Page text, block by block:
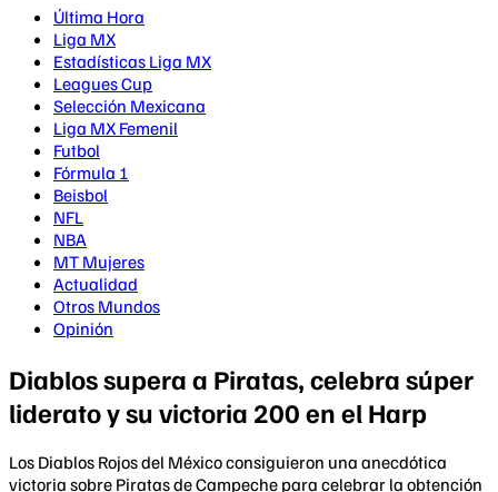
Última Hora
Liga MX
Estadísticas Liga MX
Leagues Cup
Selección Mexicana
Liga MX Femenil
Futbol
Fórmula 1
Beisbol
NFL
NBA
MT Mujeres
Actualidad
Otros Mundos
Opinión
Diablos supera a Piratas, celebra súper
liderato y su victoria 200 en el Harp
Los Diablos Rojos del México consiguieron una anecdótica
victoria sobre Piratas de Campeche para celebrar la obtención